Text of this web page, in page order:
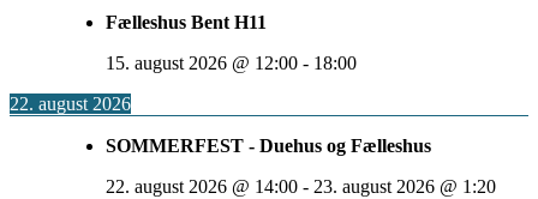
Fælleshus Bent H11
15. august 2026 @ 12:00 - 18:00
22. august 2026
SOMMERFEST - Duehus og Fælleshus
22. august 2026 @ 14:00 - 23. august 2026 @ 1:20